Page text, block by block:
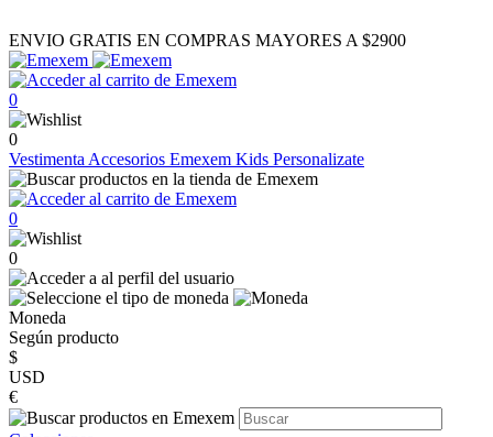
ENVIO GRATIS EN COMPRAS MAYORES A $2900
0
0
Vestimenta Accesorios Emexem Kids Personalizate
0
0
Moneda
Según producto
$
USD
€